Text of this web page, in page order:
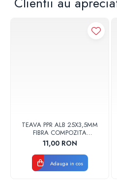
TEAVA PPR ALB 25X3,5MM
FIBRA COMPOZITA
10033025004
VALDUOTHERM VALROM
11,00 RON
Adauga in cos